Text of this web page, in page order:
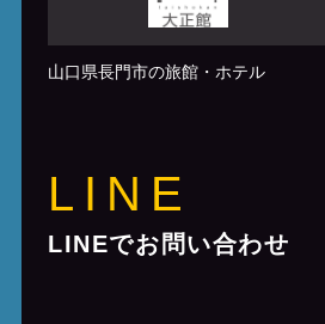
山口県長門市の旅館・ホテル
LINE
LINEでお問い合わせ